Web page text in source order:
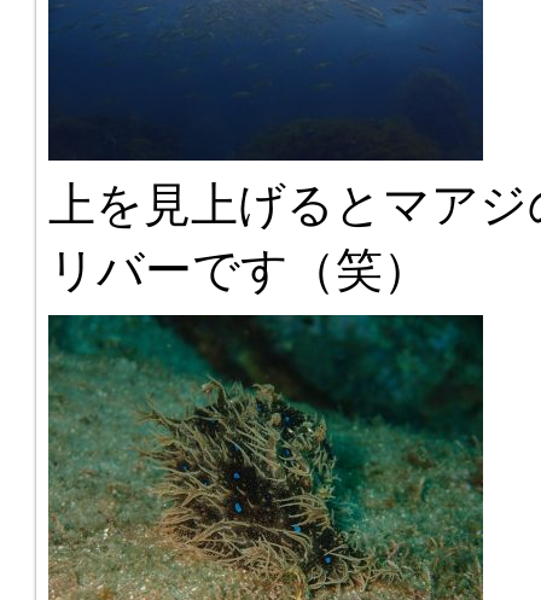
上を見上げるとマア
リバーです（笑）